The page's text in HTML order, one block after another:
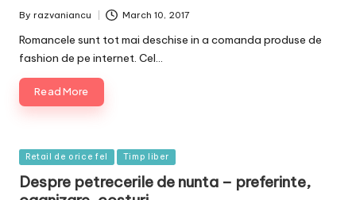
Posted
By razvaniancu March 10, 2017
Romancele sunt tot mai deschise in a comanda produse de
fashion de pe internet. Cel…
Read More
Posted
Retail de orice fel Timp liber
Despre petrecerile de nunta – preferinte,